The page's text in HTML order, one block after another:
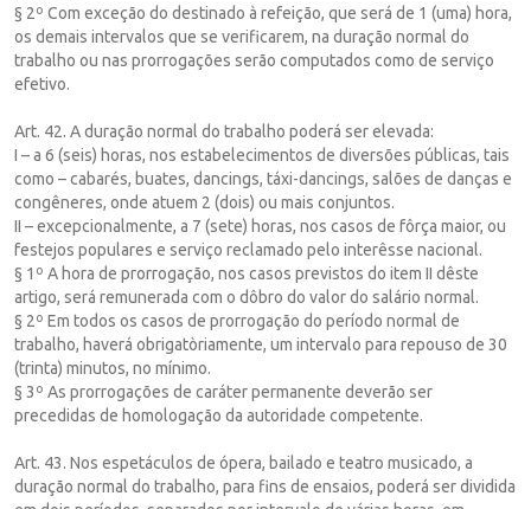
§ 2º Com exceção do destinado à refeição, que será de 1 (uma) hora,
os demais intervalos que se verificarem, na duração normal do
trabalho ou nas prorrogações serão computados como de serviço
efetivo.
Art. 42. A duração normal do trabalho poderá ser elevada:
I – a 6 (seis) horas, nos estabelecimentos de diversões públicas, tais
como – cabarés, buates, dancings, táxi-dancings, salões de danças e
congêneres, onde atuem 2 (dois) ou mais conjuntos.
II – excepcionalmente, a 7 (sete) horas, nos casos de fôrça maior, ou
festejos populares e serviço reclamado pelo interêsse nacional.
§ 1º A hora de prorrogação, nos casos previstos do item II dêste
artigo, será remunerada com o dôbro do valor do salário normal.
§ 2º Em todos os casos de prorrogação do período normal de
trabalho, haverá obrigatòriamente, um intervalo para repouso de 30
(trinta) minutos, no mínimo.
§ 3º As prorrogações de caráter permanente deverão ser
precedidas de homologação da autoridade competente.
Art. 43. Nos espetáculos de ópera, bailado e teatro musicado, a
duração normal do trabalho, para fins de ensaios, poderá ser dividida